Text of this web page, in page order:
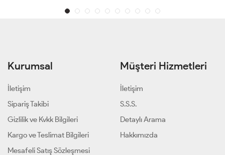
Kurumsal
İletişim
Sipariş Takibi
Gizlilik ve Kvkk Bilgileri
Kargo ve Teslimat Bilgileri
Mesafeli Satış Sözleşmesi
Müşteri Hizmetleri
İletişim
S.S.S.
Detaylı Arama
Hakkımızda